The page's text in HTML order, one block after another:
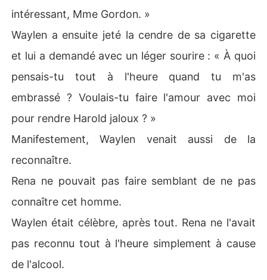
intéressant, Mme Gordon. »
Waylen a ensuite jeté la cendre de sa cigarette
et lui a demandé avec un léger sourire : « À quoi
pensais-tu tout à l'heure quand tu m'as
embrassé ? Voulais-tu faire l'amour avec moi
pour rendre Harold jaloux ? »
Manifestement, Waylen venait aussi de la
reconnaître.
Rena ne pouvait pas faire semblant de ne pas
connaître cet homme.
Waylen était célèbre, après tout. Rena ne l'avait
pas reconnu tout à l'heure simplement à cause
de l'alcool.